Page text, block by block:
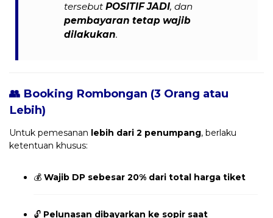
tersebutPOSITIF JADI, dan
pembayaran tetap wajib
dilakukan.
👥 Booking Rombongan (3 Orang atau
Lebih)
Untuk pemesanan lebih dari 2 penumpang, berlaku
ketentuan khusus:
💰 Wajib DP sebesar 20% dari total harga tiket
🔓 Pelunasan dibayarkan ke sopir saat